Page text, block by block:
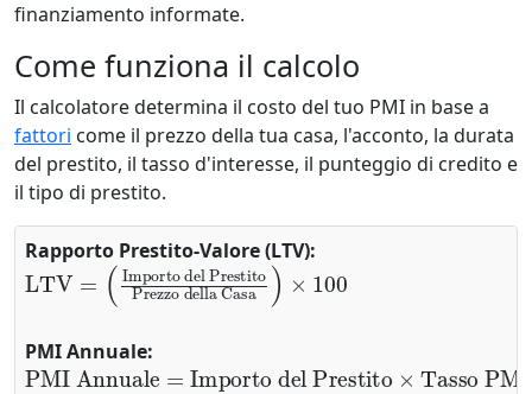
finanziamento informate.
Come funziona il calcolo
Il calcolatore determina il costo del tuo PMI in base a
fattori come il prezzo della tua casa, l'acconto, la durata
del prestito, il tasso d'interesse, il punteggio di credito e
il tipo di prestito.
Rapporto Prestito-Valore (LTV):
LTV=(
Importo del Prestito
Prezzo della Casa)×100
PMI Annuale:
PMI Annuale=
Importo del Prestito×
Tasso PMI